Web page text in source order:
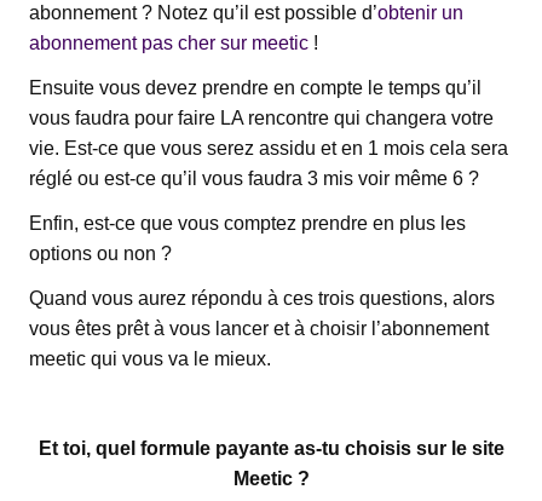
abonnement ? Notez qu’il est possible d’obtenir un
abonnement pas cher sur meetic !
Ensuite vous devez prendre en compte le temps qu’il
vous faudra pour faire LA rencontre qui changera votre
vie. Est-ce que vous serez assidu et en 1 mois cela sera
réglé ou est-ce qu’il vous faudra 3 mis voir même 6 ?
Enfin, est-ce que vous comptez prendre en plus les
options ou non ?
Quand vous aurez répondu à ces trois questions, alors
vous êtes prêt à vous lancer et à choisir l’abonnement
meetic qui vous va le mieux.
Et toi, quel formule payante as-tu choisis sur le site
Meetic ?